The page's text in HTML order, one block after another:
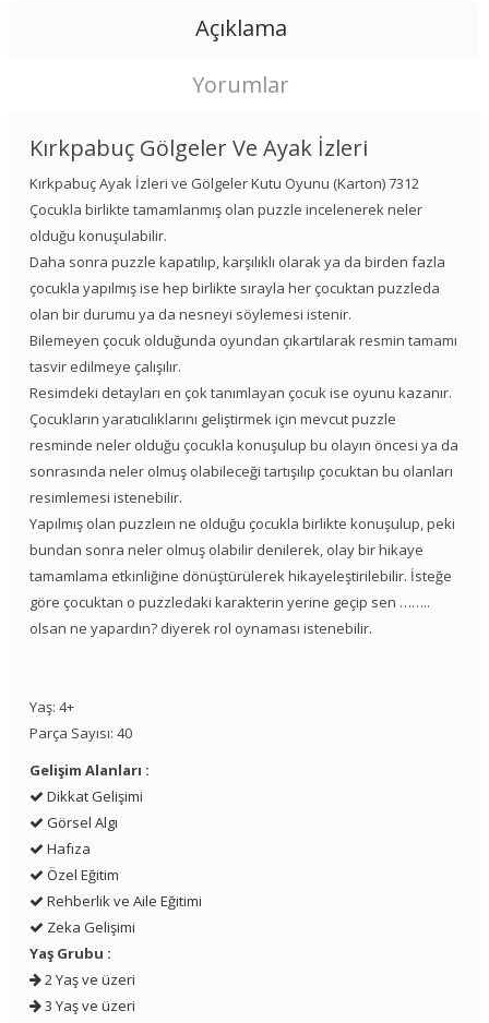
Açıklama
Yorumlar
Kırkpabuç Gölgeler Ve Ayak İzleri
Kırkpabuç Ayak İzleri ve Gölgeler Kutu Oyunu (Karton) 7312
Çocukla birlikte tamamlanmış olan puzzle incelenerek neler
olduğu konuşulabilir.
Daha sonra puzzle kapatılıp, karşılıklı olarak ya da birden fazla
çocukla yapılmış ise hep birlikte sırayla her çocuktan puzzleda
olan bir durumu ya da nesneyi söylemesi istenir.
Bilemeyen çocuk olduğunda oyundan çıkartılarak resmin tamamı
tasvir edilmeye çalışılır.
Resimdeki detayları en çok tanımlayan çocuk ise oyunu kazanır.
Çocukların yaratıcılıklarını geliştirmek için mevcut puzzle
resminde neler olduğu çocukla konuşulup bu olayın öncesi ya da
sonrasında neler olmuş olabileceği tartışılıp çocuktan bu olanları
resimlemesi istenebilir.
Yapılmış olan puzzleın ne olduğu çocukla birlikte konuşulup, peki
bundan sonra neler olmuş olabilir denilerek, olay bir hikaye
tamamlama etkinliğine dönüştürülerek hikayeleştirilebilir. İsteğe
göre çocuktan o puzzledaki karakterin yerine geçip sen ……..
olsan ne yapardın? diyerek rol oynaması istenebilir.
Yaş: 4+
Parça Sayısı: 40
Gelişim Alanları :
Dikkat Gelişimi
Görsel Algı
Hafıza
Özel Eğitim
Rehberlik ve Aile Eğitimi
Zeka Gelişimi
Yaş Grubu :
2 Yaş ve üzeri
3 Yaş ve üzeri